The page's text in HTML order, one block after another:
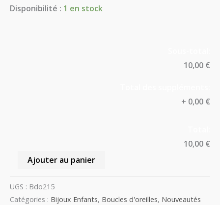
Disponibilité : 1 en stock
10,00 €
+ 0,00 €
10,00 €
Ajouter au panier
UGS : Bdo215
Catégories : Bijoux Enfants, Boucles d'oreilles, Nouveautés